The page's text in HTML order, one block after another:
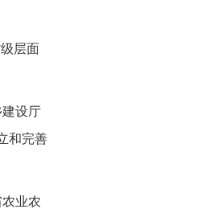
层面
设厅
和完善
业农